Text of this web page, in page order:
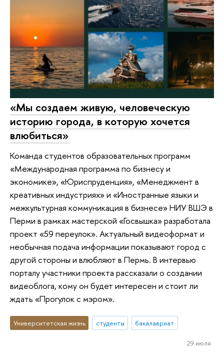
«Мы создаем живую, человеческую
историю города, в которую хочется
влюбиться»
Команда студентов образовательных программ
«Международная программа по бизнесу и
экономике», «Юриспруденция», «Менеджмент в
креативных индустриях» и «Иностранные языки и
межкультурная коммуникация в бизнесе» НИУ ВШЭ в
Перми в рамках мастерской «Госвышка» разработала
проект «59 переулок». Актуальный видеоформат и
необычная подача информации показывают город с
другой стороны и влюбляют в Пермь. В интервью
порталу участники проекта рассказали о создании
видеоблога, кому он будет интересен и стоит ли
ждать «Прогулок с мэром».
Университетская жизнь студенты бакалавриат
29 июля